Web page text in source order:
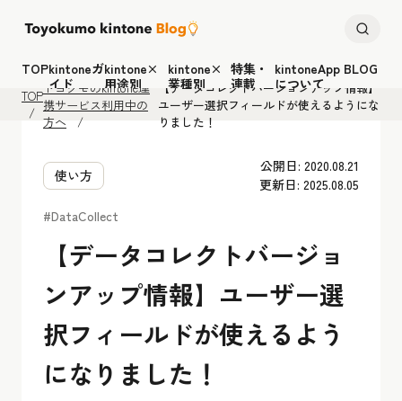
TOPkintoneガ
イド
kintone×
用途別
kintone×
業種別
特集・
連載
kintoneApp BLOG
について
TOP トヨクモのkintone連
携サービス利用中の
方へ
【データコレクトバージョンアップ情報】
ユーザー選択フィールドが使えるようにな
りました！
使い方
公開日: 2020.08.21
更新日: 2025.08.05
#DataCollect
【データコレクトバージョ
ンアップ情報】ユーザー選
択フィールドが使えるよう
になりました！